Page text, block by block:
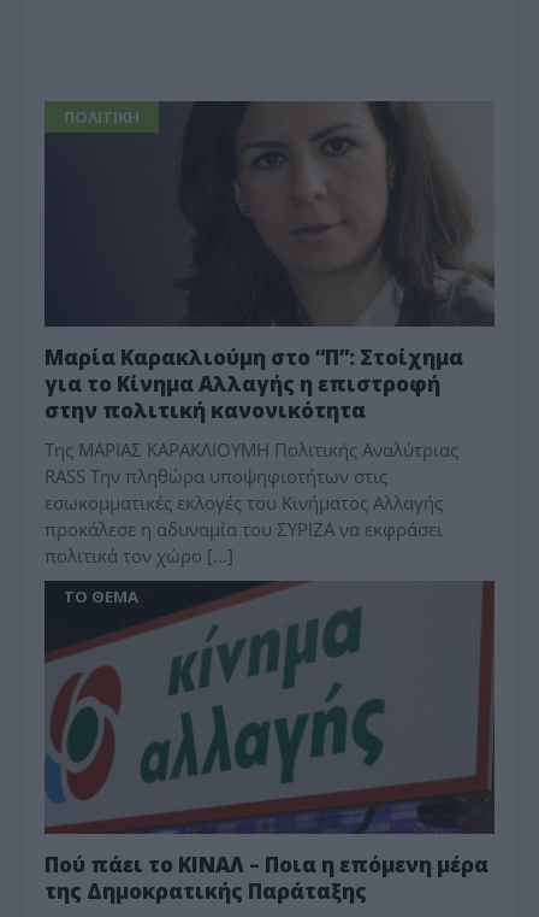
ΠΟΛΙΤΙΚΗ
Μαρία Καρακλιούμη στο “Π”: Στοίχημα
για το Κίνημα Αλλαγής η επιστροφή
στην πολιτική κανονικότητα
Της ΜΑΡΙΑΣ ΚΑΡΑΚΛΙΟΥΜΗ Πολιτικής Αναλύτριας
RASS Την πληθώρα υποψηφιοτήτων στις
εσωκομματικές εκλογές του Κινήματος Αλλαγής
προκάλεσε η αδυναμία του ΣΥΡΙΖΑ να εκφράσει
πολιτικά τον χώρο […]
ΤΟ ΘΕΜΑ
Πού πάει το ΚΙΝΑΛ – Ποια η επόμενη μέρα
της Δημοκρατικής Παράταξης